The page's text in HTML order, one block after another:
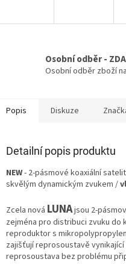
Osobní odběr -
Osobní odběr zboží
Popis Diskuze
Detailní popis produktu
NEW- 2-pásmové koaxiální
skvělým dynamickým zvukem /
Zcela nová LUNAjsou 2-
zejména pro distribuci zvuku do
reproduktor s
zajišťují reprosoustavě
reprosoustava bez problému